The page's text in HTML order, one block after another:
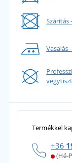
Szárítás
Vasalás
Termékkel
+36
(Hé-